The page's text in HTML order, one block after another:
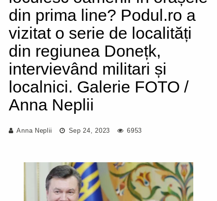
din prima line? Podul.ro a
vizitat o serie de localități
din regiunea Donețk,
intervievând militari și
localnici. Galerie FOTO /
Anna Neplii
Anna Neplii Sep 24, 2023 6953